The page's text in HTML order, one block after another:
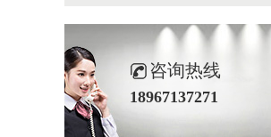
咨询热线
18967137271